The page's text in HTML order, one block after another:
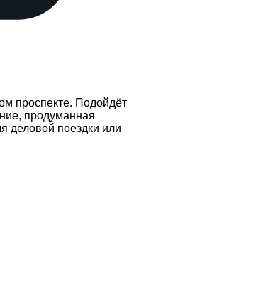
проспекте. Подойдёт
продуманная
деловой поездки или